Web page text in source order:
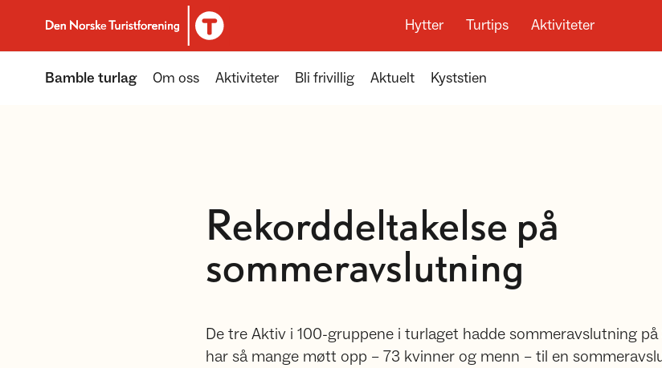
Til DNT.no forside
Hytter Turtips Aktiviteter
Bamble turlag Om oss Aktiviteter Bli frivillig Aktuelt Kyststien
Rekorddeltakelse på
sommeravslutning
De tre Aktiv i 100-gruppene i turlaget hadde sommeravslutning på
har så mange møtt opp – 73 kvinner og menn – til en